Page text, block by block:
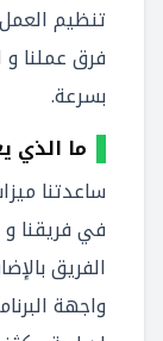
تنظيم
فرق عملنا
بسرعة.
ما
ساعدتنا
في فريقنا
الفريق
واجهة